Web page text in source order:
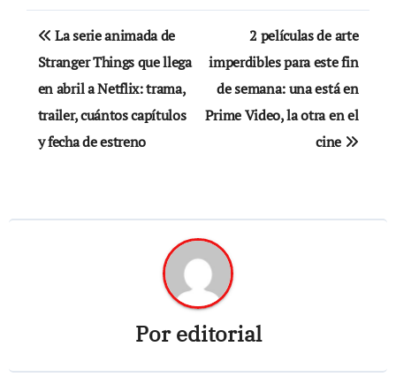
Navegación
de
entradas
La serie animada de
Stranger Things que llega
en abril a Netflix: trama,
trailer, cuántos capítulos
y fecha de estreno
2 películas de arte
imperdibles para este fin
de semana: una está en
Prime Video, la otra en el
cine
Poreditorial